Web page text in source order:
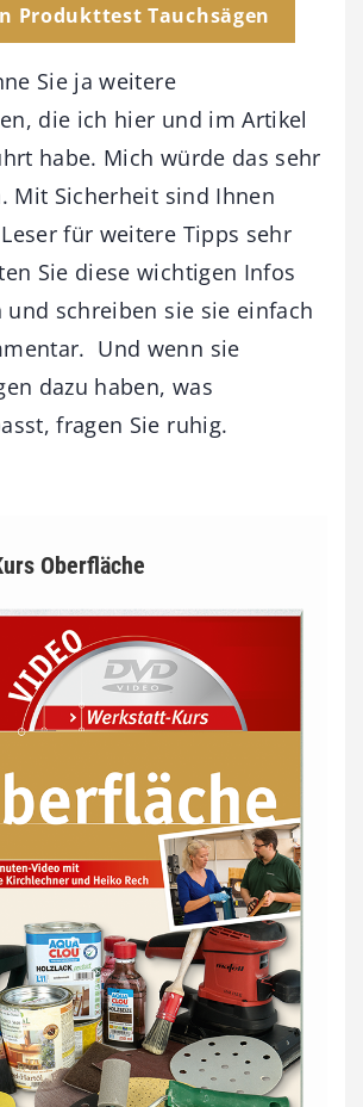
Produkttest Tauchsägen
Sie ja weitere
die ich hier und im Artikel
habe. Mich würde das sehr
Mit Sicherheit sind Ihnen
für weitere Tipps sehr
Sie diese wichtigen Infos
schreiben sie sie einfach
Und wenn sie
dazu haben, was
fragen Sie ruhig.
Oberfläche